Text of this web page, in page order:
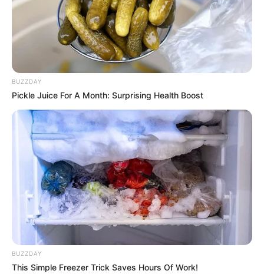
CƏMİYYƏT 2219 10.02.2026, 14:33
Prezident İlham Əliyevin Sərəncamı ilə Azər İsmayıl
BUZZDAY
Pickle Juice For A Month: Surprising Health Boost
BUZZDAY
This Simple Freezer Trick Saves Hours Of Work!